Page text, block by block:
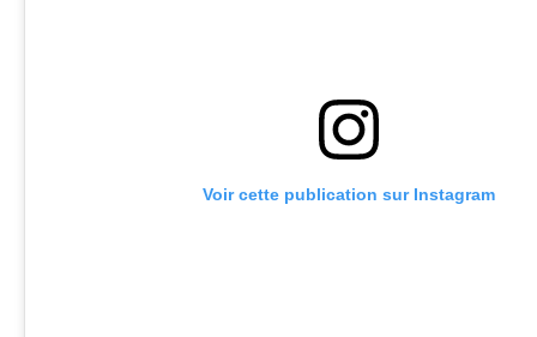
Voir cette publication sur Instagram